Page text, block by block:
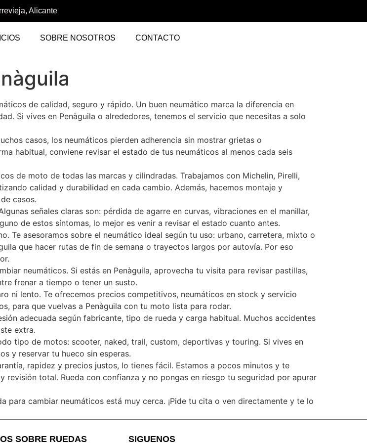
Alicante
SOBRE NOSOTROS CONTACTO
de calidad, seguro y rápido. Un buen neumático marca la diferencia en
Si vives en Penàguila o alrededores, tenemos el servicio que necesitas a solo
casos, los neumáticos pierden adherencia sin mostrar grietas o
habitual, conviene revisar el estado de tus neumáticos al menos cada seis
de moto de todas las marcas y cilindradas. Trabajamos con Michelin, Pirelli,
calidad y durabilidad en cada cambio. Además, hacemos montaje y
casos.
señales claras son: pérdida de agarre en curvas, vibraciones en el manillar,
de estos síntomas, lo mejor es venir a revisar el estado cuanto antes.
Te asesoramos sobre el neumático ideal según tu uso: urbano, carretera, mixto o
que hacer rutas de fin de semana o trayectos largos por autovía. Por eso
neumáticos. Si estás en Penàguila, aprovecha tu visita para revisar pastillas,
frenar a tiempo o tener un susto.
ni lento. Te ofrecemos precios competitivos, neumáticos en stock y servicio
para que vuelvas a Penàguila con tu moto lista para rodar.
adecuada según fabricante, tipo de rueda y carga habitual. Muchos accidentes
extra.
tipo de motos: scooter, naked, trail, custom, deportivas y touring. Si vives en
y reservar tu hueco sin esperas.
rapidez y precios justos, lo tienes fácil. Estamos a pocos minutos y te
total. Rueda con confianza y no pongas en riesgo tu seguridad por apurar
para cambiar neumáticos está muy cerca. ¡Pide tu cita o ven directamente y te lo
SOBRE RUEDAS SIGUENOS